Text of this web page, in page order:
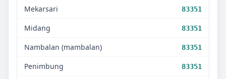
Mekarsari 83351
Midang 83351
Nambalan (mambalan) 83351
Penimbung 83351